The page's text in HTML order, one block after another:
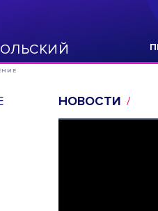
НОВОСТИ